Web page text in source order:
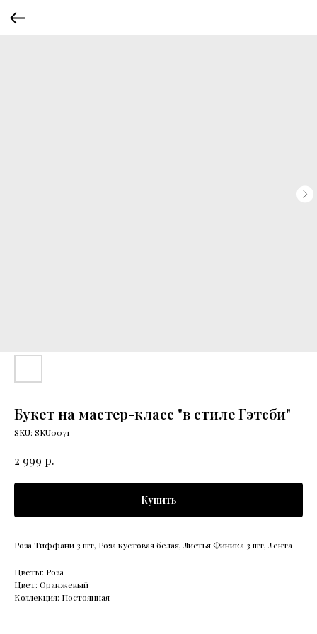
Букет на мастер-класс "в стиле Гэтсби"
SKU: SKU0071
2 999 р.
Купить
Роза Тиффани 3 шт, Роза кустовая белая, Листья Финика 3 шт, Лента
Цветы: Роза
Цвет: Оранжевый
Коллекция: Постоянная